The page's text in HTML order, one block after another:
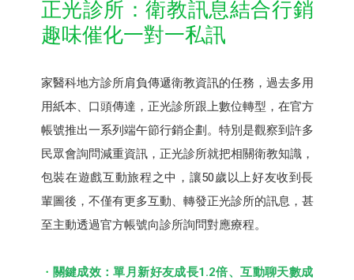
正光診所：衛教訊息結合行銷
趣味催化一對一私訊
家醫科地方診所肩負傳遞衛教資訊的任務，過去多用
用紙本、口頭傳達，正光診所跟上數位轉型，在官方
帳號推出一系列端午節行銷企劃。特別是觀察到許多
民眾會詢問減重資訊，正光診所就把相關衛教知識，
包裝在遊戲互動旅程之中，讓50歲以上好友收到長
輩圖後，不僅有更多互動、轉發正光診所的訊息，甚
至主動透過官方帳號向診所詢問對應療程。
關鍵成效：單月新好友成長1.2倍、互動聊天數成